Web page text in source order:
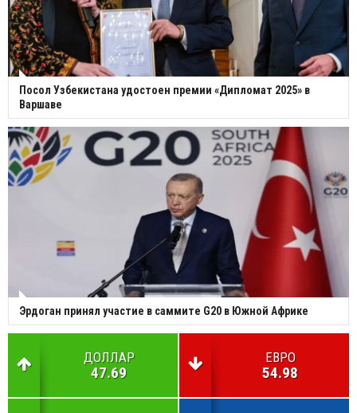
Посол Узбекистана удостоен премии «Дипломат 2025» в
Варшаве
Эрдоган принял участие в саммите G20 в Южной Африке
ДОЛЛАР
47.69
ЕВРО
54.98